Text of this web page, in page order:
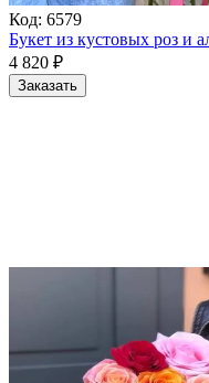
Код: 6579
Букет из кустовых роз и
4 820 ₽
Заказать